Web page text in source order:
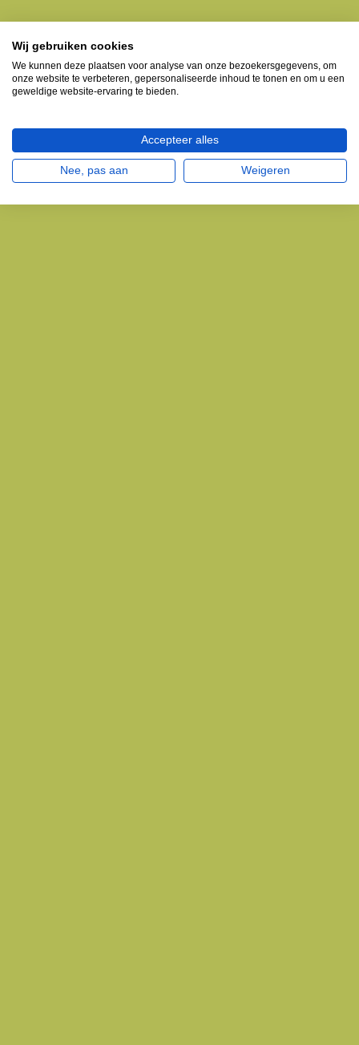
Wij gebruiken cookies
We kunnen deze plaatsen voor analyse van onze bezoekersgegevens, om
onze website te verbeteren, gepersonaliseerde inhoud te tonen en om u een
geweldige website-ervaring te bieden.
Accepteer alles
Nee, pas aan Weigeren